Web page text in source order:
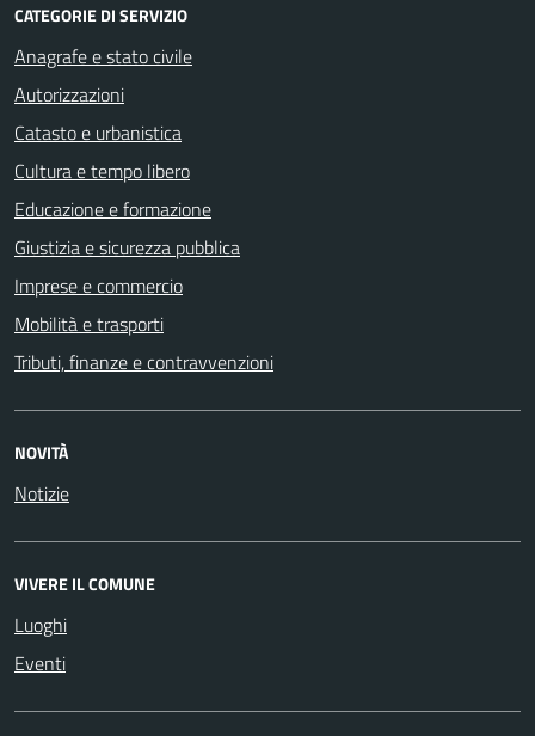
CATEGORIE DI SERVIZIO
Anagrafe e stato civile
Autorizzazioni
Catasto e urbanistica
Cultura e tempo libero
Educazione e formazione
Giustizia e sicurezza pubblica
Imprese e commercio
Mobilità e trasporti
Tributi, finanze e contravvenzioni
NOVITÀ
Notizie
VIVERE IL COMUNE
Luoghi
Eventi